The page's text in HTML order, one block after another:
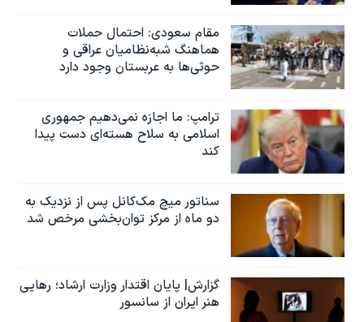
مقام سعودی: احتمال حملات
هماهنگ شبه‌نظامیان عراقی و
حوثی‌ها به عربستان وجود دارد
ترامپ: ما اجازه نمی‌دهیم جمهوری
اسلامی به سلاح هسته‌ای دست پیدا
کند
سناتور میچ مک‌کانل پس از نزدیک به
دو ماه از مرکز توان‌بخشی مرخص شد
گزارش| پایان اقتدار وزارت ارشاد؛ رهایی
هنر ایران از سانسور